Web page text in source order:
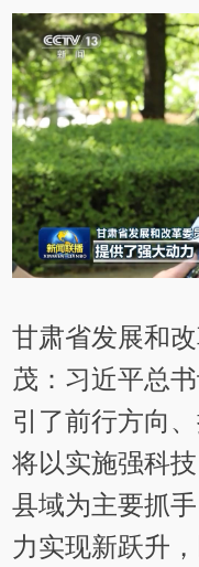
甘肃省发展和
茂：习近平总
引了前行方向
将以实施强科
县域为主要抓
力实现新跃升